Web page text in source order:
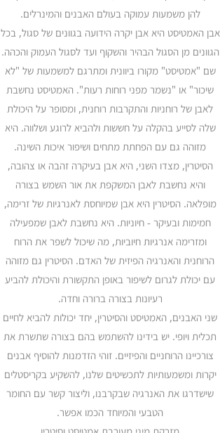
להן משמעות עמוקה בעולם האבנים והמינרלים.
אבן האמטיסט היא אבן יקרה הידועה בגוונים של סגול, בכל
הגוונים מן הסגול הבהיר והשקוף ועד לסגול העמוק והכהה.
שם "אמטיסט" מקורו ביוונית ומתרגם למשמעות של "לא
שיכור" או "נשמר מפני רוחות רעות". האמטיסט נחשבת
לאבן של רוחניות והתקרבות רוחנית, ומסופר על היכולת
שלה לסייע בהקלה על חששות ולהביא לרוגע ושלווה. היא
מזוהה גם עם הפחתת מתחים ושיפור איכות השינה.
הסיטרין, מצדו השני, היא אבן בעיקרה זהבה או צהובה,
והיא נחשבת לאבן המשקפת את אור השמש בצורה
מופלאה. הסיטרין היא אבן שמיוחסת לאנרגיות של זרימה,
חמימות ובעיקר - חיוניות. היא נחשבת לאבן שמפעילה
ומזרימה אנרגיות חיוביות, מה שיכול לשפר את הרוח
הרוחנית והאנרגיה הפיזית של האדם. הסיטרין גם מזוהה
עם יכולת לגרום לשיפור באופן התקשורת והיכולת להביע
רעיונות בצורה ברורה וחדה.
שני האבנים, האמטיסט והסיטרין, יחד יכולות להביא לחיים
תכלית ויופי. יש בידינו להשתמש בהם בצורה שתשרת את
צורכיינו הרוחניים והפיזיים. זוהי הזדמנות להוסיף אבנים
יקרות ומשמעותיות לתכשיטים שלנו, להשקיע בקריסטלים
שישדרגו את האנרגיה שבקרבנו, וליצור קשר עם החומר
הטבעי והמיוחד הכמו אפשר.